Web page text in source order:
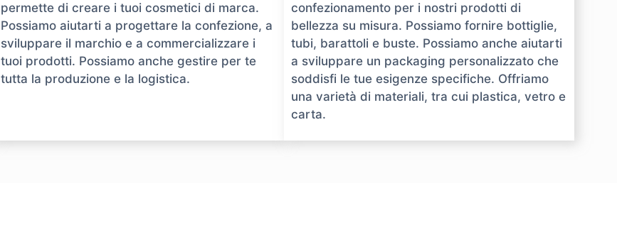
permette di creare i tuoi cosmetici di marca.
Possiamo aiutarti a progettare la confezione, a
sviluppare il marchio e a commercializzare i
tuoi prodotti. Possiamo anche gestire per te
tutta la produzione e la logistica.
confezionamento per i nostri prodotti di
bellezza su misura. Possiamo fornire bottiglie,
tubi, barattoli e buste. Possiamo anche aiutarti
a sviluppare un packaging personalizzato che
soddisfi le tue esigenze specifiche. Offriamo
una varietà di materiali, tra cui plastica, vetro e
carta.